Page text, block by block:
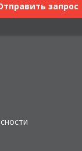
запрос